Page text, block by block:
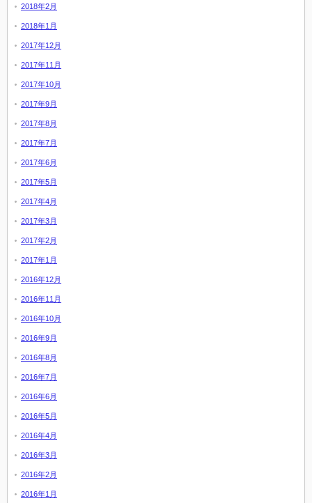
2018年2月
2018年1月
2017年12月
2017年11月
2017年10月
2017年9月
2017年8月
2017年7月
2017年6月
2017年5月
2017年4月
2017年3月
2017年2月
2017年1月
2016年12月
2016年11月
2016年10月
2016年9月
2016年8月
2016年7月
2016年6月
2016年5月
2016年4月
2016年3月
2016年2月
2016年1月